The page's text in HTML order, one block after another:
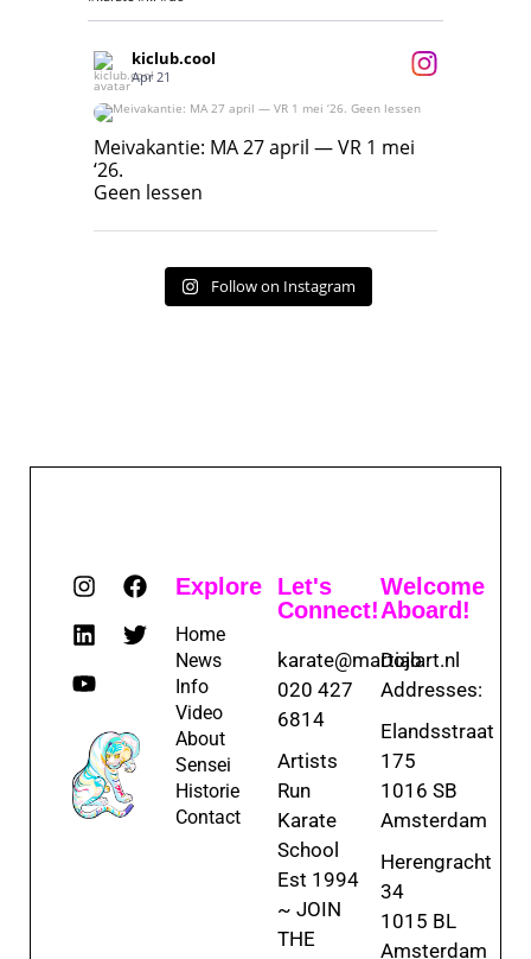
kiclub.cool
Apr 21
Meivakantie: MA 27 april — VR 1 mei ‘26.
Geen lessen
Meivakantie: MA 27 april — VR 1 mei
‘26.
Geen lessen
Follow on Instagram
Explore
Home
News
Info
Video
About
Sensei
Historie
Contact
Let's
Connect!
karate@martialart.nl
020 427
6814
Artists
Run
Karate
School
Est 1994
~ JOIN
THE
Welcome
Aboard!
Dojo
Addresses:
Elandsstraat
175
1016 SB
Amsterdam
Herengracht
34
1015 BL
Amsterdam